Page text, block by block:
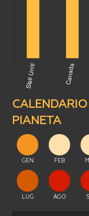
PIANETA
GEN FEB
LUG AGO